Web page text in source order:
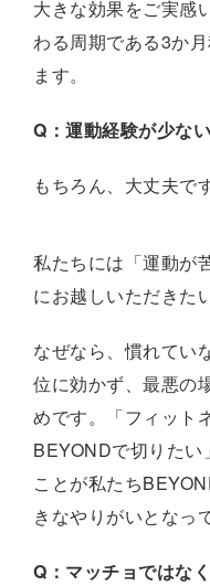
大きな効果をご実感
わる周期である3か
ます。
Q：運動経験が少な
もちろん、大丈夫で
私たちには「運動が
にお越しいただきた
なぜなら、慣れてい
位に効かず、最悪の
めです。「フィット
BEYONDで切りたい
ことが私たち
きなやりがいとなっ
Q：マッチョではな